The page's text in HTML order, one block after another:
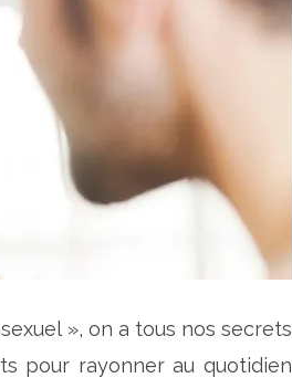
», on a tous nos secrets
pour rayonner au quotidien